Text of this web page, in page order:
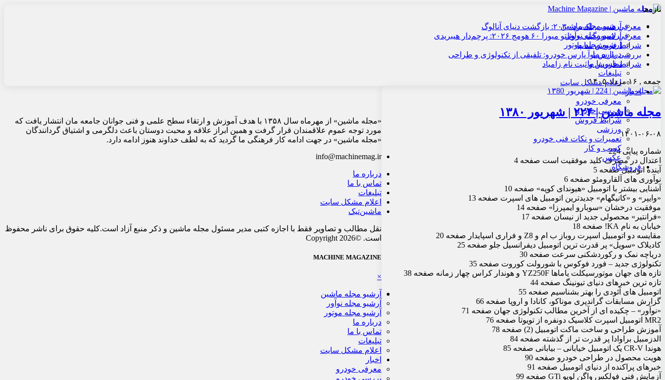
آرشیو مجله ماشین
آرشیو مجله نوآور
آرشیو مجله موتور
درباره ما
تماس با ما
تبلیغات
اعلام مشکل سایت
اخبار
معرفی خودرو
بررسی خودرو
شرایط فروش
ورزشی
تعمیرات و نکات فنی خودرو
کسب و کار
عکس
فروشگاه
تازه‌ها
معرفی هنسی بلک‌برد ۲۰۳۰: بازگشت دنیای آنالوگ
معرفی لامبورگینی روئلتو میورا ۶۰ هومج ۲۰۲۶: پرچم‌دار هیبریدی
شرایط فروش سایپا
بررسی پارس نوآ پارس خودرو: تلفیقی از تکنولوژی و طراحی
شرایط فروش و ثبت نام زامیاد
جمعه , ۱۶ مرداد ۱۴۰۵
مجله ماشین | ۲۲۴ | شهریور ۱۳۸۰
۱۴۰۱-۰۶-۰۸
شماره پیاپی 224
اعتدال در مصرف کلید موفقیت است صفحه 4
آینده اتومبیل صفحه 5
نوآوری های آلقارومئو صفحه 6
آشنایی بیشتر با اتومبیل «هیوندای کوپه» صفحه 10
«وایپر» و «کانیگهام» جدیدترین اتومبیل های اسپرت صفحه 13
موفقیت درخشان «سوبارو ایمپرزا» صفحه 14
«فرانتیر» محصولی جدید از نیسان صفحه 17
خیابان به نام KA! صفحه 18
مقایسه دو اتومبیل اسپرت روباز ب ام و Z8 و فراری اسپایدار صفحه 20
کادیلاک «سویل» پر قدرت ترین اتومبیل دیفرانسیل جلو صفحه 25
دریاچه نمک و رکوردشکنی سرعت صفحه 30
تکنولوژی جدید – فورد فوکوس با شورولت کوروت صفحه 35
تازه های جهان موتورسیکلت یاماها YZ250F و هوندار کراس چهار زمانه صفحه 38
تازه ترین خبرهای دنیای تیونینگ صفحه 44
اتومبیل های آئودی را بهتر بشناسیم صفحه 55
گزارش مسابقات گراندپری موناکو، کانادا و اروپا صفحه 66
«نوآور» – چکیده ای از آخرین مطالب تکنولوژی جهان صفحه 71
MR2 اتومبیل اسپرت کلاسیک دونفره از تویوتا صفحه 76
آموزش طراحی و ساخت ماکت اتومبیل (2) صفحه 78
الدزمبیل براوادا پر قدرت تر از گذشته صفحه 84
هوندا CR-V یک اتومبیل خیابانی – بیابانی صفحه 85
هویت محصول در طراحی خودرو صفحه 90
خبرهای پراکنده از دنیای اتومبیل صفحه 91
آزمایش فنی فولکس واگن لوپو GTi صفحه 99
«مجله ماشین» از مهرماه سال ۱۳۵۸ با هدف آموزش و ارتقاء سطح علمی و فنی جوانان جامعه مان انتشار یافت که
مورد توجه عموم علاقمندان قرار گرفت و همین ابراز علاقه و محبت دوستان باعث دلگرمی و اشتیاق گردانندگان
«مجله ماشین» در جهت ادامه کار فرهنگی ما گردید که به لطف خداوند هنوز ادامه دارد.
info@machinemag.ir
درباره ما
تماس با ما
تبلیغات
اعلام مشکل سایت
ماشین‌تیک
نقل مطالب و تصاویر فقط با اجازه کتبی مدیر مسئول مجله ماشین و ذکر منبع آزاد است.کلیه حقوق برای ناشر محفوظ
است. ©Copyright 2026
MACHINE MAGAZINE
×
آرشیو مجله ماشین
آرشیو مجله نوآور
آرشیو مجله موتور
درباره ما
تماس با ما
تبلیغات
اعلام مشکل سایت
اخبار
معرفی خودرو
بررسی خودرو